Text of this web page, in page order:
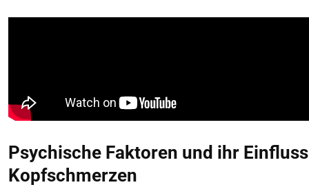
Psychische Faktoren und ihr
Kopfschmerzen